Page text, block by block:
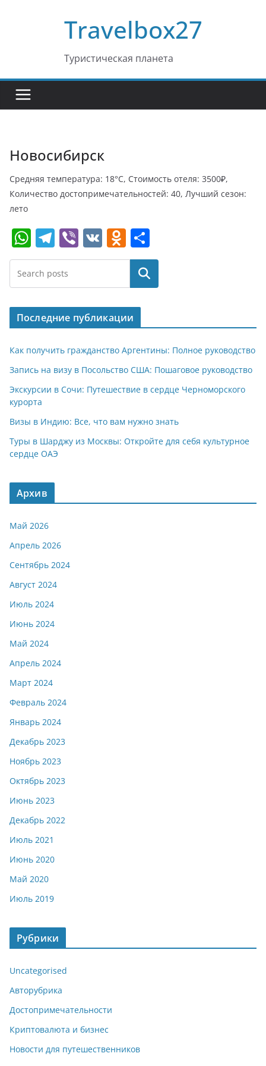
Travelbox27
Туристическая планета
Новосибирск
Средняя температура: 18°C, Стоимость отеля: 3500₽,
Количество достопримечательностей: 40, Лучший сезон:
лето
W
h
at
s
A
p
p
T
el
e
gr
a
m
Vi
b
V
K
O
d
o
kl
a
ss
ni
ki
т
п
р
в
и
т
ь
Поиск
Последние публикации
Как получить гражданство Аргентины: Полное руководство
Запись на визу в Посольство США: Пошаговое руководство
Экскурсии в Сочи: Путешествие в сердце Черноморского
курорта
Визы в Индию: Все, что вам нужно знать
Туры в Шарджу из Москвы: Откройте для себя культурное
сердце ОАЭ
Архив
Май 2026
Апрель 2026
Сентябрь 2024
Август 2024
Июль 2024
Июнь 2024
Май 2024
Апрель 2024
Март 2024
Февраль 2024
Январь 2024
Декабрь 2023
Ноябрь 2023
Октябрь 2023
Июнь 2023
Декабрь 2022
Июль 2021
Июнь 2020
Май 2020
Июль 2019
Рубрики
Uncategorised
Авторубрика
Достопримечательности
Криптовалюта и бизнес
Новости для путешественников